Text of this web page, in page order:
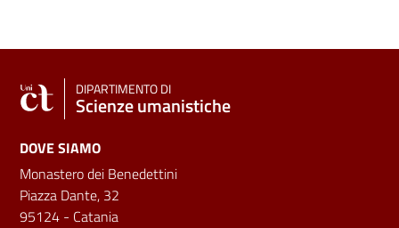
DIPARTIMENTO DI
Scienze umanistiche
DOVE SIAMO
Monastero dei Benedettini
Piazza Dante, 32
95124 - Catania